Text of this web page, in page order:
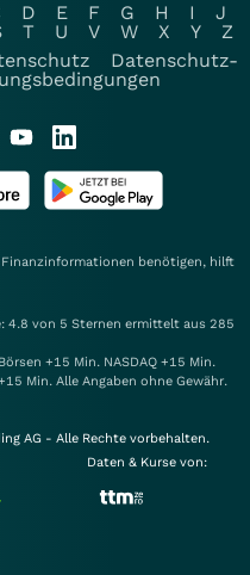
D E F G H I
J
T U V W X Y
Z
Datenschutz-
benötigen, hilft
4.8 von 5 Sternen ermittelt aus 285
+15 Min. NASDAQ +15 Min.
Min. Alle Angaben ohne Gewähr.
AG - Alle Rechte vorbehalten.
Daten & Kurse von: